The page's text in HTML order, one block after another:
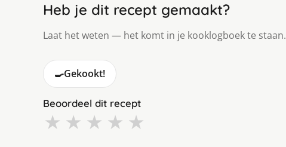
Heb je dit recept gemaakt?
Laat het weten — het komt in je kooklogboek te staan.
🍳Gekookt!
Beoordeel dit recept
★ ★ ★ ★ ★